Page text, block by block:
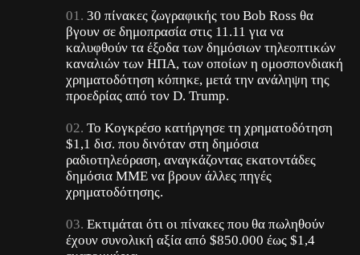
30 πίνακες ζωγραφικής του Bob Ross θα
βγουν σε δημοπρασία στις 11.11 για να
καλυφθούν τα έξοδα των δημόσιων τηλεοπτικών
καναλιών των ΗΠΑ, των οποίων η ομοσπονδιακή
χρηματοδότηση κόπηκε, μετά την ανάληψη της
προεδρίας από τον D. Trump.
Το Κογκρέσο κατήργησε τη χρηματοδότηση
$1,1 δισ. που δινότανστη δημόσια
ραδιοτηλεόραση, αναγκάζοντας εκατοντάδες
δημόσια ΜΜΕ να βρουν άλλες πηγές
χρηματοδότησης.
Εκτιμάται ότι οι πίνακες που θα πωληθούν
έχουν συνολική αξία από $850.000 έως $1,4